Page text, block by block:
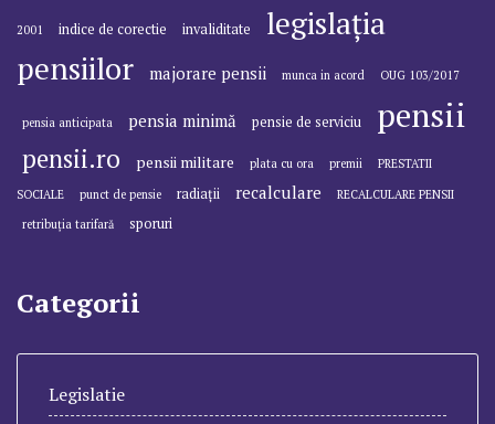
2001 indice de corectie invaliditate
legislația
pensiilor
majorare pensii munca in acord OUG 103/2017
pensia anticipata pensia minimă pensie de serviciu pensii
pensii.ro pensii militare plata cu ora premii
PRESTATII
SOCIALE
punct de pensie radiații recalculare
RECALCULARE PENSII
retribuția tarifară
sporuri
Categorii
Legislatie